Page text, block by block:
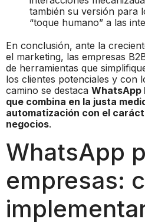
también su versión para
“toque humano” a las
En conclusión, ante la
el marketing, las empresas
de herramientas que
los clientes potenciales y con
camino se destaca WhatsApp
que combina en la justa
automatización con el
negocios.
WhatsApp
empresas: